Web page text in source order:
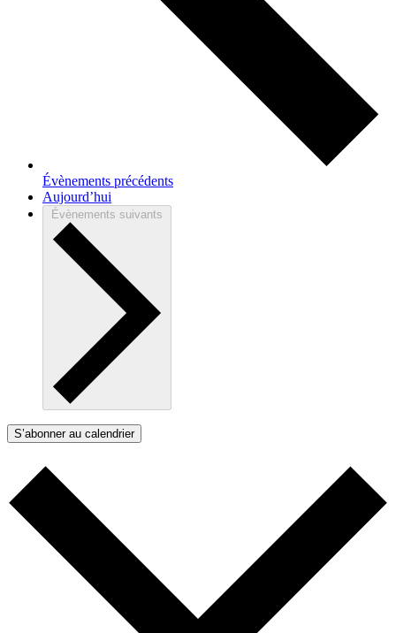
Évènements précédents
Aujourd’hui
Évènements suivants
S’abonner au calendrier